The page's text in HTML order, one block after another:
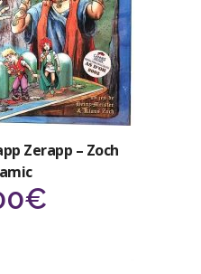
Zerapp – Zoch
€